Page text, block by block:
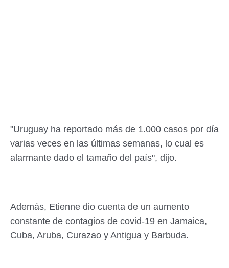
"Uruguay ha reportado más de 1.000 casos por día
varias veces en las últimas semanas, lo cual es
alarmante dado el tamaño del país", dijo.
Además, Etienne dio cuenta de un aumento
constante de contagios de covid-19 en Jamaica,
Cuba, Aruba, Curazao y Antigua y Barbuda.